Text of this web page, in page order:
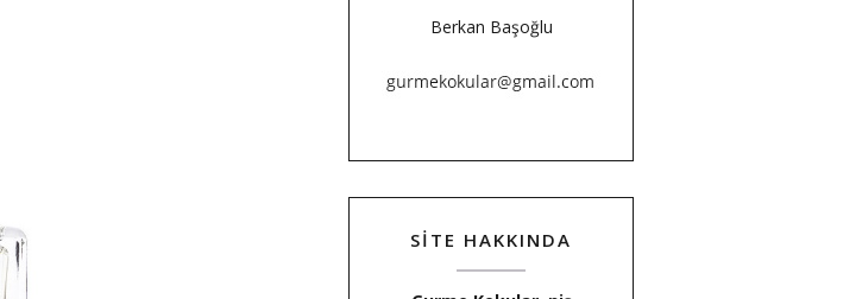
Berkan Başoğlu
SİTE HAKKINDA